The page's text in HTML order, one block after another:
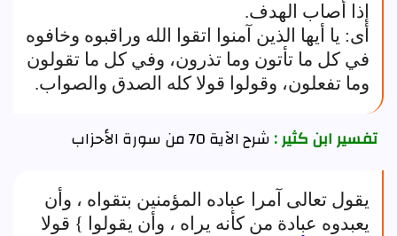
إذا أصاب الهدف.
أى: يا أيها الذين آمنوا اتقوا الله وراقبوه وخافوه
في كل ما تأتون وما تذرون، وفي كل ما تقولون
وما تفعلون، وقولوا قولا كله الصدق والصواب.
تفسير ابن كثير :شرح الآية 70 من سورة الأحزاب
يقول تعالى آمرا عباده المؤمنين بتقواه ، وأن
يعبدوه عبادة من كأنه يراه ، وأن يقولوا } قولا